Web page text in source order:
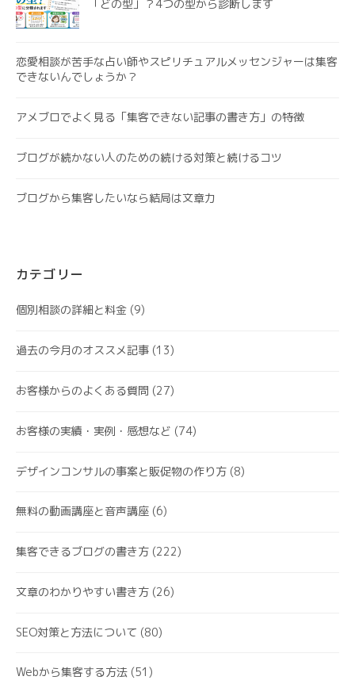
「どの型」？4つの型から診断します
恋愛相談が苦手な占い師やスピリチュアルメッセンジャーは集客
できないんでしょうか？
アメブロでよく見る「集客できない記事の書き方」の特徴
ブログが続かない人のための続ける対策と続けるコツ
ブログから集客したいなら結局は文章力
カテゴリー
個別相談の詳細と料金 (9)
過去の今月のオススメ記事 (13)
お客様からのよくある質問 (27)
お客様の実績・実例・感想など (74)
デザインコンサルの事案と販促物の作り方 (8)
無料の動画講座と音声講座 (6)
集客できるブログの書き方 (222)
文章のわかりやすい書き方 (26)
SEO対策と方法について (80)
Webから集客する方法 (51)